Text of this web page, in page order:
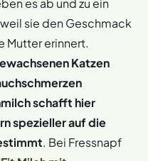
sie den Geschmack
Mutter erinnert.
Katzen
schafft hier
spezieller auf die
. Bei Fressnapf